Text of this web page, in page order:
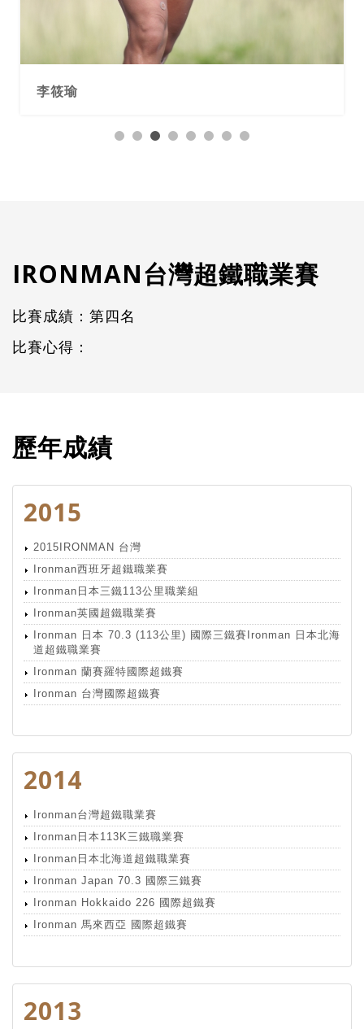
李筱瑜
IRONMAN台灣超鐵職業賽
比賽成績：第四名
比賽心得：
歷年成績
2015
2015IRONMAN 台灣
Ironman西班牙超鐵職業賽
Ironman日本三鐵113公里職業組
Ironman英國超鐵職業賽
Ironman 日本 70.3 (113公里) 國際三鐵賽Ironman 日本北海
道超鐵職業賽
Ironman 蘭賽羅特國際超鐵賽
Ironman 台灣國際超鐵賽
2014
Ironman台灣超鐵職業賽
Ironman日本113K三鐵職業賽
Ironman日本北海道超鐵職業賽
Ironman Japan 70.3 國際三鐵賽
Ironman Hokkaido 226 國際超鐵賽
Ironman 馬來西亞 國際超鐵賽
2013